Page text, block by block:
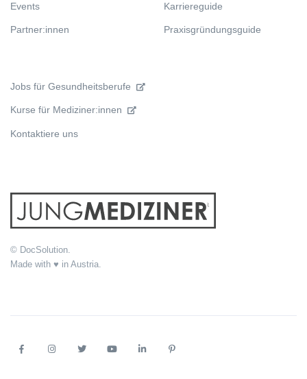
Events
Partner:innen
Karriereguide
Praxisgründungsguide
Jobs für Gesundheitsberufe
Kurse für Mediziner:innen
Kontaktiere uns
© DocSolution.
Made with ♥ in Austria.